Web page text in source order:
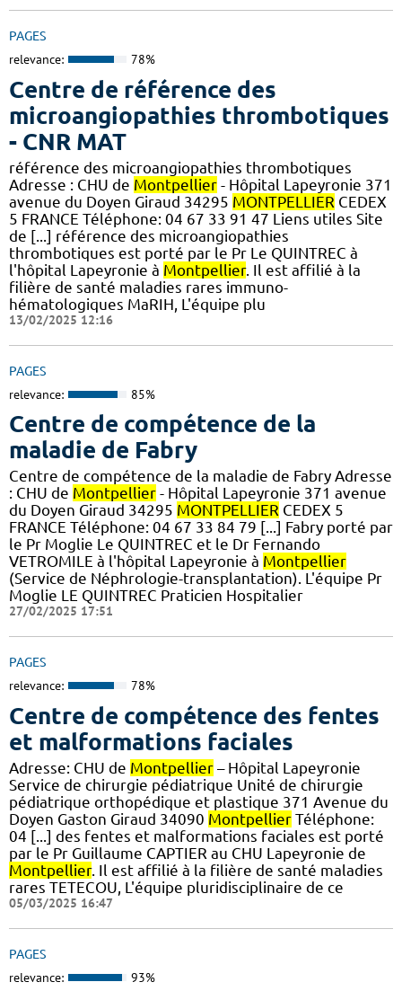
PAGES
relevance: 78%
Centre de référence des
microangiopathies thrombotiques
- CNR MAT
référence des microangiopathies thrombotiques
Adresse : CHU de Montpellier - Hôpital Lapeyronie 371
avenue du Doyen Giraud 34295 MONTPELLIER CEDEX
5 FRANCE Téléphone: 04 67 33 91 47 Liens utiles Site
de [...] référence des microangiopathies
thrombotiques est porté par le Pr Le QUINTREC à
l'hôpital Lapeyronie à Montpellier. Il est affilié à la
filière de santé maladies rares immuno-
hématologiques MaRIH, L'équipe plu
13/02/2025 12:16
PAGES
relevance: 85%
Centre de compétence de la
maladie de Fabry
Centre de compétence de la maladie de Fabry Adresse
: CHU de Montpellier - Hôpital Lapeyronie 371 avenue
du Doyen Giraud 34295 MONTPELLIER CEDEX 5
FRANCE Téléphone: 04 67 33 84 79 [...] Fabry porté par
le Pr Moglie Le QUINTREC et le Dr Fernando
VETROMILE à l'hôpital Lapeyronie à Montpellier
(Service de Néphrologie-transplantation). L'équipe Pr
Moglie LE QUINTREC Praticien Hospitalier
27/02/2025 17:51
PAGES
relevance: 78%
Centre de compétence des fentes
et malformations faciales
Adresse: CHU de Montpellier – Hôpital Lapeyronie
Service de chirurgie pédiatrique Unité de chirurgie
pédiatrique orthopédique et plastique 371 Avenue du
Doyen Gaston Giraud 34090 Montpellier Téléphone:
04 [...] des fentes et malformations faciales est porté
par le Pr Guillaume CAPTIER au CHU Lapeyronie de
Montpellier. Il est affilié à la filière de santé maladies
rares TETECOU, L'équipe pluridisciplinaire de ce
05/03/2025 16:47
PAGES
relevance: 93%